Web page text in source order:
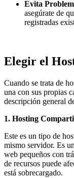
Evita
asegúrate de
registradas
Elegir el
Cuando se trata de
una con sus propias
descripción general
1. Hosting
Este es un tipo de
mismo servidor. Es
web pequeños con
de recursos puede
está sobrecargado.